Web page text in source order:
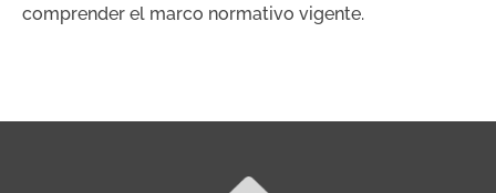
comprender el marco normativo vigente.